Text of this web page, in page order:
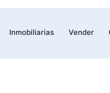
Inmobiliarias Vender